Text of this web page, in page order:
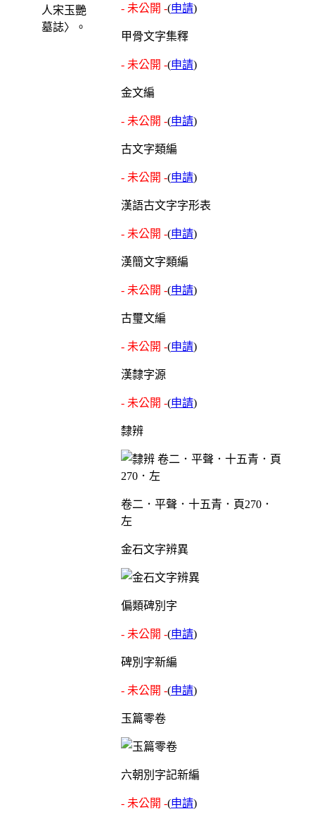
人宋玉艷
墓誌〉。
- 未公開 -(申請)
甲骨文字集釋
- 未公開 -(申請)
金文編
- 未公開 -(申請)
古文字類編
- 未公開 -(申請)
漢語古文字字形表
- 未公開 -(申請)
漢簡文字類編
- 未公開 -(申請)
古璽文編
- 未公開 -(申請)
漢隸字源
- 未公開 -(申請)
隸辨
卷二．平聲．十五青．頁270．
左
金石文字辨異
偏類碑別字
- 未公開 -(申請)
碑別字新編
- 未公開 -(申請)
玉篇零卷
六朝別字記新編
- 未公開 -(申請)